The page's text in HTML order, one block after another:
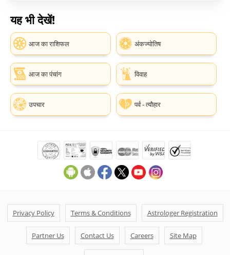
यह भी देखें!
आज का राशिफल अंकज्योतिष
आज का पंचांग विवाह
उपचार पर्व - त्यौहार
Privacy Policy Terms & Conditions Astrologer Registration
Partner Us Contact Us Careers Site Map